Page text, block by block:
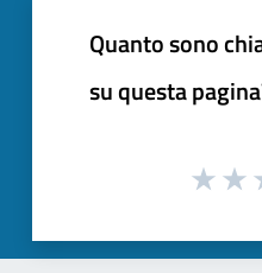
Quanto sono
su questa